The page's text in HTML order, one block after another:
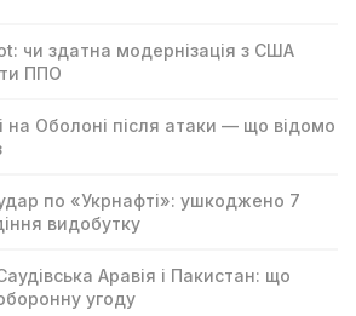
чи здатна модернізація з США
ППО
на Оболоні після атаки — що відомо
по «Укрнафті»: ушкоджено 7
видобутку
Аравія і Пакистан: що
угоду